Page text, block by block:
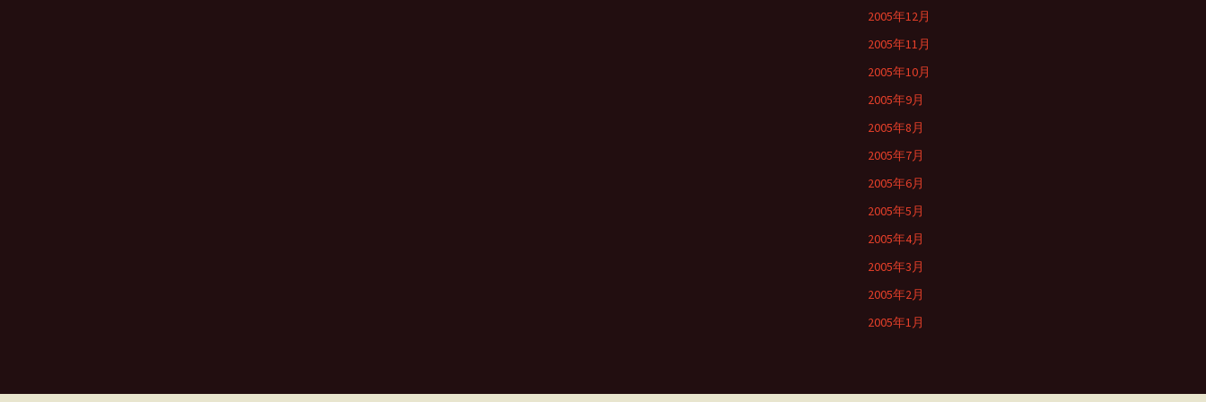
2005年12月
2005年11月
2005年10月
2005年9月
2005年8月
2005年7月
2005年6月
2005年5月
2005年4月
2005年3月
2005年2月
2005年1月